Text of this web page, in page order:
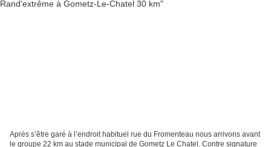
Après s’être garé à l’endroit habituel rue du Fromenteau nous arrivons avant
le groupe 22 km au stade municipal de Gometz Le Chatel. Contre signature